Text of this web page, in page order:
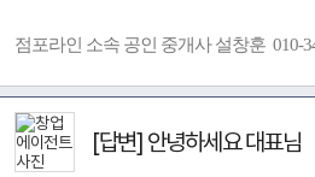
점포라인 소속 공인 중개사 설창훈 010-
[답변] 안녕하세요 대표님